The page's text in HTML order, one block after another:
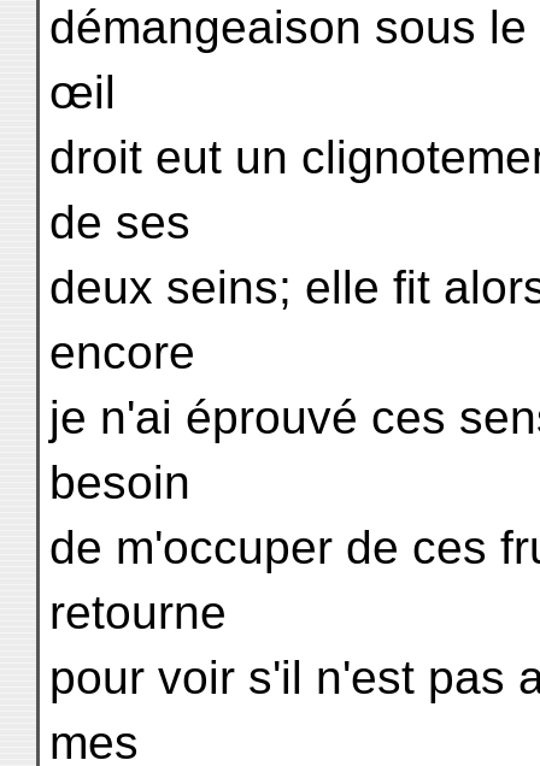
démangeaison sous
œil
droit eut un
de ses
deux seins; elle fit
encore
je n'ai éprouvé ces
besoin
de m'occuper de ces
retourne
pour voir s'il n'est pas
mes